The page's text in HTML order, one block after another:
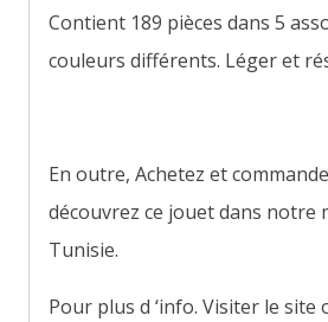
Contient 189 pièces dans 5
couleurs différents. Léger et
En outre, Achetez et
découvrez ce jouet dans notre
Tunisie.
Pour plus d ‘info. Visiter le site